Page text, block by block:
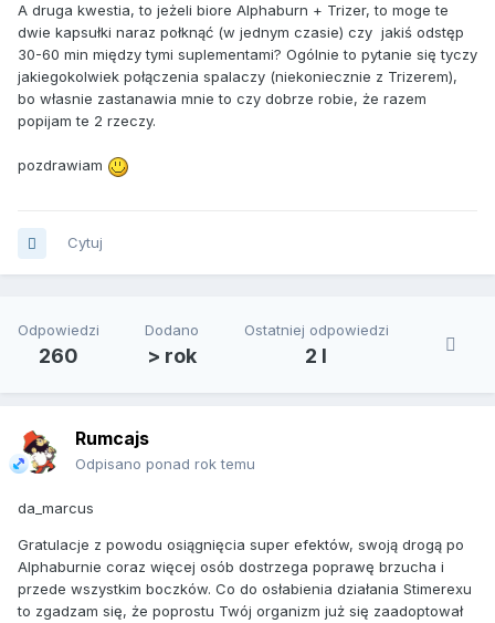
A druga kwestia, to jeżeli biore Alphaburn + Trizer, to moge te
dwie kapsułki naraz połknąć (w jednym czasie) czy jakiś odstęp
30-60 min między tymi suplementami? Ogólnie to pytanie się tyczy
jakiegokolwiek połączenia spalaczy (niekoniecznie z Trizerem),
bo własnie zastanawia mnie to czy dobrze robie, że razem
popijam te 2 rzeczy.
pozdrawiam
Cytuj
Odpowiedzi
260
Dodano
> rok
Ostatniej odpowiedzi
2 l
Rumcajs
Odpisano ponad rok temu
da_marcus
Gratulacje z powodu osiągnięcia super efektów, swoją drogą po
Alphaburnie coraz więcej osób dostrzega poprawę brzucha i
przede wszystkim boczków. Co do osłabienia działania Stimerexu
to zgadzam się, że poprostu Twój organizm już się zaadoptował